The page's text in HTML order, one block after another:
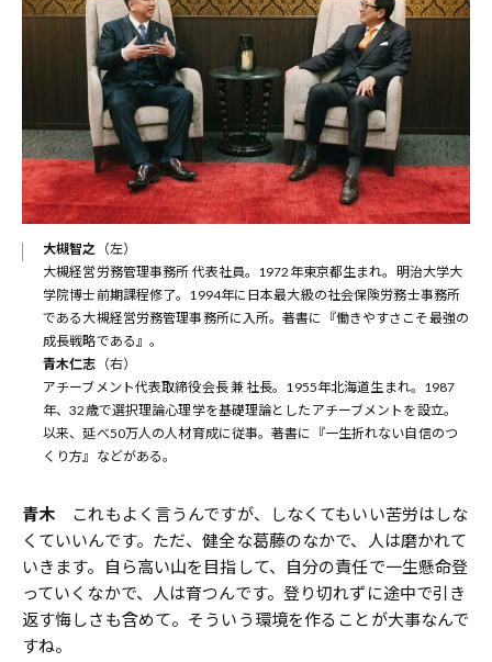
大槻智之
（左）
大槻経営労務管理事務所 代表社員。1972年東京都生まれ。明治大学大
学院博士前期課程修了。1994年に日本最大級の社会保険労務士事務所
である大槻経営労務管理事務所に入所。著書に『働きやすさこそ最強の
成長戦略である』。
青木仁志 （右）
アチーブメント代表取締役会長 兼 社長。1955年北海道生まれ。1987
年、32歳で選択理論心理学を基礎理論としたアチーブメントを設立。
以来、延べ50万人の人材育成に従事。著書に『一生折れない自信のつ
くり方』などがある。
青木 これもよく言うんですが、しなくてもいい苦労はしな
くていいんです。ただ、健全な葛藤のなかで、人は磨かれて
いきます。自ら高い山を目指して、自分の責任で一生懸命登
っていくなかで、人は育つんです。登り切れずに途中で引き
返す悔しさも含めて。そういう環境を作ることが大事なんで
すね。